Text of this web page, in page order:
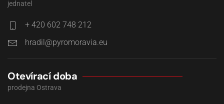
jednatel
+ 420 602 748 212
Otevírací doba
prodejna Ostrava